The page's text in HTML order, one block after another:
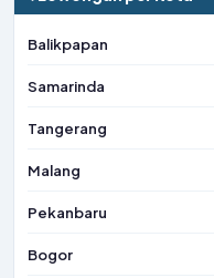
Balikpapan
Samarinda
Tangerang
Malang
Pekanbaru
Bogor